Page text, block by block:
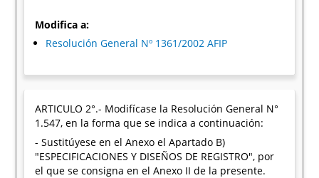
Modifica a:
Resolución General Nº 1361/2002 AFIP
ARTICULO 2°.- Modifícase la Resolución General N°
1.547, en la forma que se indica a continuación:
- Sustitúyese en el Anexo el Apartado B)
"ESPECIFICACIONES Y DISEÑOS DE REGISTRO", por
el que se consigna en el Anexo II de la presente.